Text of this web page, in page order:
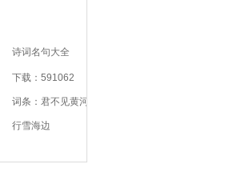
诗词名句大全
下载：591062
词条：君不见黄河之水天上来、君不见走马川
行雪海边